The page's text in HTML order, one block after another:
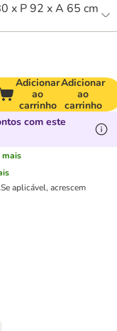
x P 92 x A 65 cm
Adicionar
ao
carrinho
Adicionar
ao
carrinho
com este
mais
Se aplicável, acrescem